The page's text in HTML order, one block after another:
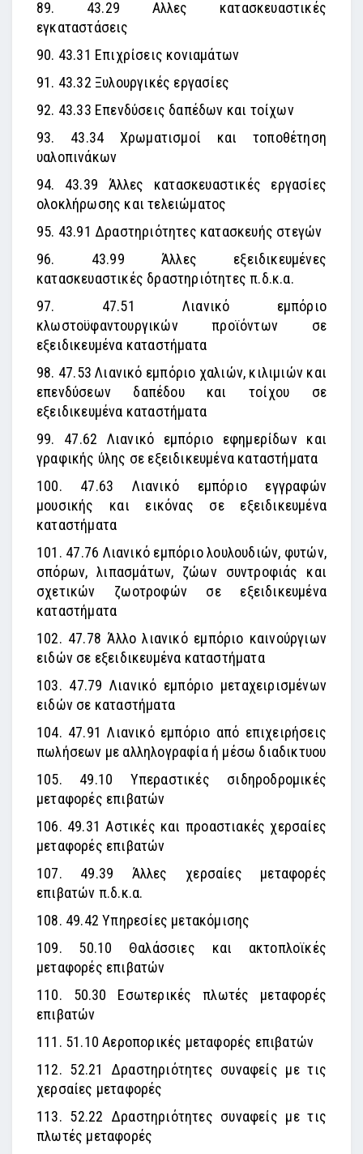
89. 43.29 Αλλες κατασκευαστικές
εγκαταστάσεις
90. 43.31 Επιχρίσεις κονιαμάτων
91. 43.32 Ξυλουργικές εργασίες
92. 43.33 Επενδύσεις δαπέδων και τοίχων
93. 43.34 Χρωματισμοί και τοποθέτηση
υαλοπινάκων
94. 43.39 Άλλες κατασκευαστικές εργασίες
ολοκλήρωσης και τελειώματος
95. 43.91 Δραστηριότητες κατασκευής στεγών
96. 43.99 Άλλες εξειδικευμένες
κατασκευαστικές δραστηριότητες π.δ.κ.α.
97. 47.51 Λιανικό εμπόριο
κλωστοϋφαντουργικών προϊόντων σε
εξειδικευμένα καταστήματα
98. 47.53 Λιανικό εμπόριο χαλιών, κιλιμιών και
επενδύσεων δαπέδου και τοίχου σε
εξειδικευμένα καταστήματα
99. 47.62 Λιανικό εμπόριο εφημερίδων και
γραφικής ύλης σε εξειδικευμένα καταστήματα
100. 47.63 Λιανικό εμπόριο εγγραφών
μουσικής και εικόνας σε εξειδικευμένα
καταστήματα
101. 47.76 Λιανικό εμπόριο λουλουδιών, φυτών,
σπόρων, λιπασμάτων, ζώων συντροφιάς και
σχετικών ζωοτροφών σε εξειδικευμένα
καταστήματα
102. 47.78 Άλλο λιανικό εμπόριο καινούργιων
ειδών σε εξειδικευμένα καταστήματα
103. 47.79 Λιανικό εμπόριο μεταχειρισμένων
ειδών σε καταστήματα
104. 47.91 Λιανικό εμπόριο από επιχειρήσεις
πωλήσεων με αλληλογραφία ή μέσω διαδικτυου
105. 49.10 Υπεραστικές σιδηροδρομικές
μεταφορές επιβατών
106. 49.31 Αστικές και προαστιακές χερσαίες
μεταφορές επιβατών
107. 49.39 Άλλες χερσαίες μεταφορές
επιβατών π.δ.κ.α.
108. 49.42 Υπηρεσίες μετακόμισης
109. 50.10 Θαλάσσιες και ακτοπλοϊκές
μεταφορές επιβατών
110. 50.30 Εσωτερικές πλωτές μεταφορές
επιβατών
111. 51.10 Αεροπορικές μεταφορές επιβατών
112. 52.21 Δραστηριότητες συναφείς με τις
χερσαίες μεταφορές
113. 52.22 Δραστηριότητες συναφείς με τις
πλωτές μεταφορές